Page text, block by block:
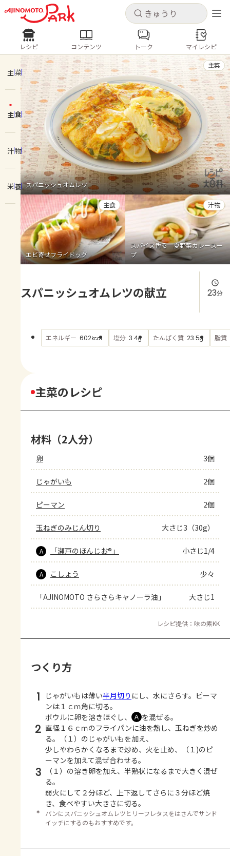
キャンセル
ログインするとレシピを保存できます
ログイン 新規登録
ホーム
コンテンツ
レシピ
トーク
よくあるお問い合わせ
お買い物
AJINOMOTO PARK とは
キャンセル
レシピ コンテンツ
人気の食材・レシピ
きゅうり なす トマト
とうもろこし
ピーマン
みょうが ゴーヤ
レシピ コンテンツ トーク マイレシピ
主菜
主食
汁物
栄養 スパニッシュオムレツ
主菜
エビ寄せフライドッグ
主食
スパイス香る 夏野菜カレースー
プ
汁物
スパニッシュオムレツの献立 23分
エネルギー 602kcal 塩分 3.4g たんぱく質 23.5g 脂質
主菜のレシピ
材料（2人分）
卵 3個
じゃがいも 2個
ピーマン 2個
玉ねぎのみじん切り 大さじ3（30g）
A 「瀬戸のほんじお®」 小さじ1/4
A こしょう 少々
「AJINOMOTO さらさらキャノーラ油」 大さじ1
レシピ提供：味の素KK
つくり方
1 じゃがいもは薄い半月切り にし、水にさらす。ピーマ
ンは１ｃｍ角に切る。
ボウルに卵を溶きほぐし、
Ａ を混ぜる。
2 直径１６ｃｍのフライパンに油を熱し、玉ねぎを炒め
る。（１）のじゃがいもを加え、
少しやわらかくなるまで炒め、火を止め、（１)のピ
ーマンを加えて混ぜ合わせる。
3
（１）の溶き卵を加え、半熟状になるまで大きく混ぜ
る。
弱火にして２分ほど、上下返してさらに３分ほど焼
き、食べやすい大きさに切る。
＊
パンにスパニッシュオムレツとリーフレタスをはさんでサンド
イッチにするのもおすすめです。